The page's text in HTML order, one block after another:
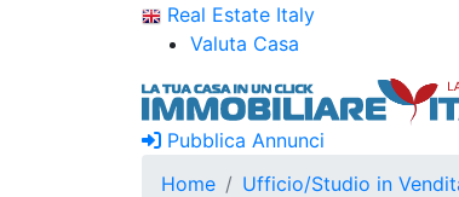
Real Estate Italy
Valuta Casa
Pubblica Annunci
Home
Ufficio/Studio in